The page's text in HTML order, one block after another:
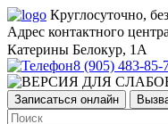
Круглосуточно,
Адрес контактного
Катерины Белокур, 1А
8 (905) 483-85-
Записаться онлайн